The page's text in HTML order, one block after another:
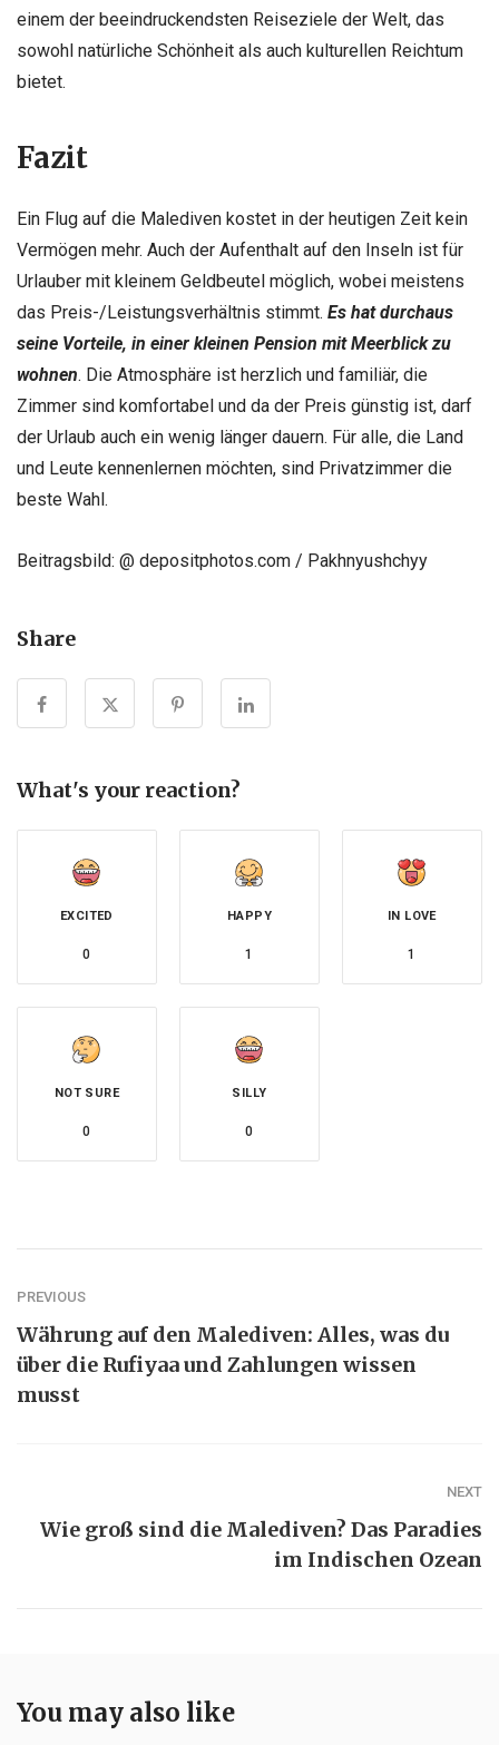
einem der beeindruckendsten Reiseziele der Welt, das
sowohl natürliche Schönheit als auch kulturellen Reichtum
bietet.
Fazit
Ein Flug auf die Malediven kostet in der heutigen Zeit kein
Vermögen mehr. Auch der Aufenthalt auf den Inseln ist für
Urlauber mit kleinem Geldbeutel möglich, wobei meistens
das Preis-/Leistungsverhältnis stimmt. Es hat durchaus
seine Vorteile, in einer kleinen Pension mit Meerblick zu
wohnen. Die Atmosphäre ist herzlich und familiär, die
Zimmer sind komfortabel und da der Preis günstig ist, darf
der Urlaub auch ein wenig länger dauern. Für alle, die Land
und Leute kennenlernen möchten, sind Privatzimmer die
beste Wahl.
Beitragsbild: @ depositphotos.com / Pakhnyushchyy
Share
What's your reaction?
EXCITED
0
HAPPY
1
IN LOVE
1
NOT SURE
0
SILLY
0
PREVIOUS
Währung auf den Malediven: Alles, was du
über die Rufiyaa und Zahlungen wissen
musst
NEXT
Wie groß sind die Malediven? Das Paradies
im Indischen Ozean
You may also like